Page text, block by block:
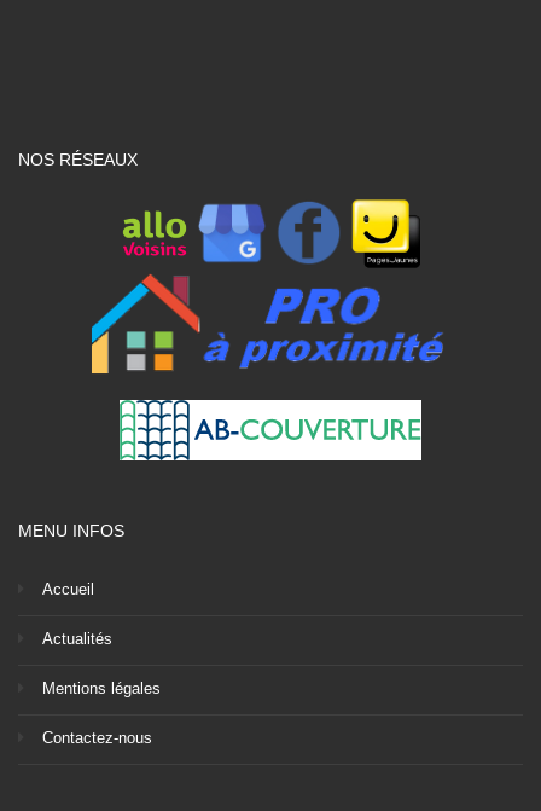
NOS RÉSEAUX
MENU INFOS
Accueil
Actualités
Mentions légales
Contactez-nous